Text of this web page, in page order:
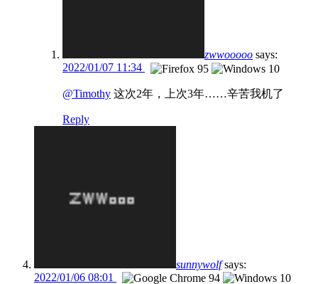
zwwooooo says:
2022/01/07 11:34
@Timothy 这次2年，上次3年……辛苦我机了
Reply
sunnywolf says:
2022/01/06 08:01